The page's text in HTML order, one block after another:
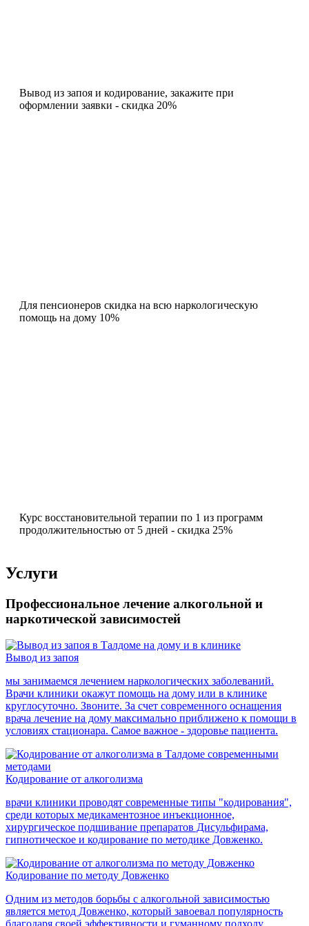
Вывод из запоя и кодирование, закажите при
оформлении заявки - скидка 20%
Для пенсионеров скидка на всю наркологическую
помощь на дому 10%
Курс восстановительной терапии по 1 из программ
продолжительностью от 5 дней - скидка 25%
Услуги
Профессиональное лечение алкогольной и
наркотической зависимостей
Вывод из запоя
мы занимаемся лечением наркологических заболеваний.
Врачи клиники окажут помощь на дому или в клинике
круглосуточно. Звоните. За счет современного оснащения
врача лечение на дому максимально приближено к помощи в
условиях стационара. Самое важное - здоровье пациента.
Кодирование от алкоголизма
врачи клиники проводят современные типы "кодирования",
среди которых медикаментозное инъекционное,
хирургическое подшивание препаратов Дисульфирама,
гипнотическое и кодирование по методике Довженко.
Кодирование по методу Довженко
Одним из методов борьбы с алкогольной зависимостью
является метод Довженко, который завоевал популярность